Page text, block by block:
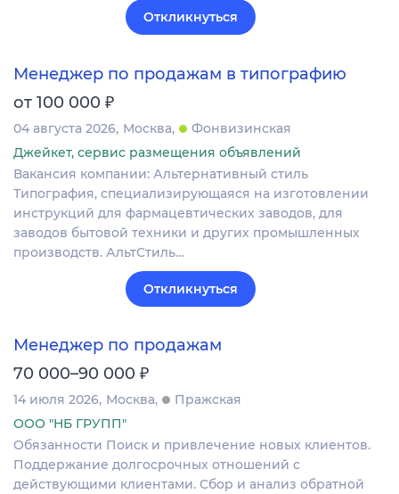
Откликнуться
Менеджер по продажам в типографию
от 100 000 ₽
04 августа 2026 Москва
Фонвизинская
Джейкет, сервис размещения объявлений
Вакансия компании: Альтернативный стиль
Типография, специализирующаяся на изготовлении
инструкций для фармацевтических заводов, для
заводов бытовой техники и других промышленных
производств. АльтСтиль…
Откликнуться
Менеджер по продажам
70 000–90 000 ₽
14 июля 2026 Москва
Пражская
ООО "НБ ГРУПП"
Обязанности Поиск и привлечение новых клиентов.
Поддержание долгосрочных отношений с
действующими клиентами. Сбор и анализ обратной